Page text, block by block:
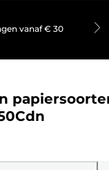
vanaf € 30